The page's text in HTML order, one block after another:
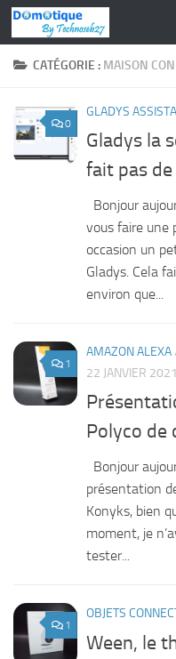
Skip to content
CATÉGORIE : MAISON
0
GLADYS
Gladys la
fait pas
Bonjour
vous faire une
occasion un
Gladys. Cela
environ que...
1
AMAZON ALEXA
22 JANVIER 2021
Polyco de
Bonjour
présentation
Konyks, bien
moment, je
tester...
1
OBJETS
Ween, le